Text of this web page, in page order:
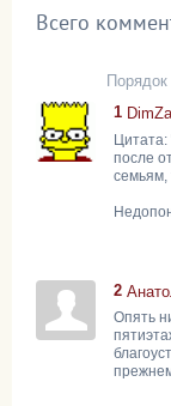
Всего
1
Цитата:
после
семьям,
2
Опять